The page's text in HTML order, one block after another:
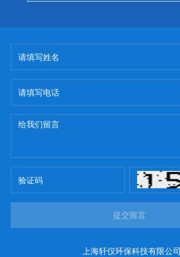
提交留言
上海轩仪环保科技有限公司